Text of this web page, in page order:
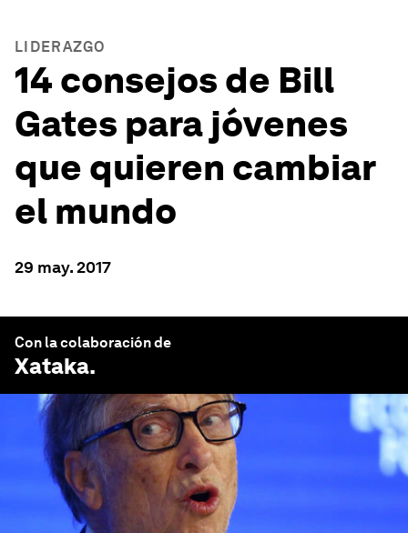
LIDERAZGO
14 consejos de Bill
Gates para jóvenes
que quieren cambiar
el mundo
29 may. 2017
Con la colaboración de
Xataka.